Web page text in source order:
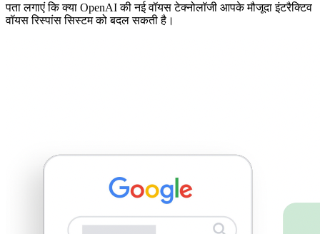
पता लगाएं कि क्या OpenAI की नई वॉयस टेक्नोलॉजी आपके मौजूदा इंटरैक्टिव
वॉयस रिस्पांस सिस्टम को बदल सकती है।